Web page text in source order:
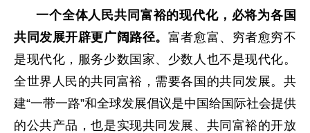
一个全体人民共同富裕的现代化，必将为各国
共同发展开辟更广阔路径。 富者愈富、穷者愈穷不
是现代化，服务少数国家、少数人也不是现代化。
全世界人民的共同富裕，需要各国的共同发展。共
建“一带一路”和全球发展倡议是中国给国际社会提供
的公共产品，也是实现共同发展、共同富裕的开放